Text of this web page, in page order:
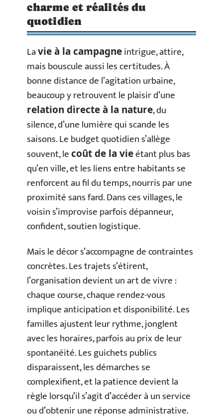
charme et réalités du
quotidien
Lavie à la campagneintrigue, attire,
mais bouscule aussi les certitudes. À
bonne distance de l’agitation urbaine,
beaucoup y retrouvent le plaisir d’une
relation directe à la nature, du
silence, d’une lumière qui scande les
saisons. Le budget quotidien s’allège
souvent, lecoût de la vieétant plus bas
qu’en ville, et les liens entre habitants se
renforcent au fil du temps, nourris par une
proximité sans fard. Dans ces villages, le
voisin s’improvise parfois dépanneur,
confident, soutien logistique.
Mais le décor s’accompagne de contraintes
concrètes. Les trajets s’étirent,
l’organisation devient un art de vivre :
chaque course, chaque rendez-vous
implique anticipation et disponibilité. Les
familles ajustent leur rythme, jonglent
avec les horaires, parfois au prix de leur
spontanéité. Les guichets publics
disparaissent, les démarches se
complexifient, et la patience devient la
règle lorsqu’il s’agit d’accéder à un service
ou d’obtenir une réponse administrative.